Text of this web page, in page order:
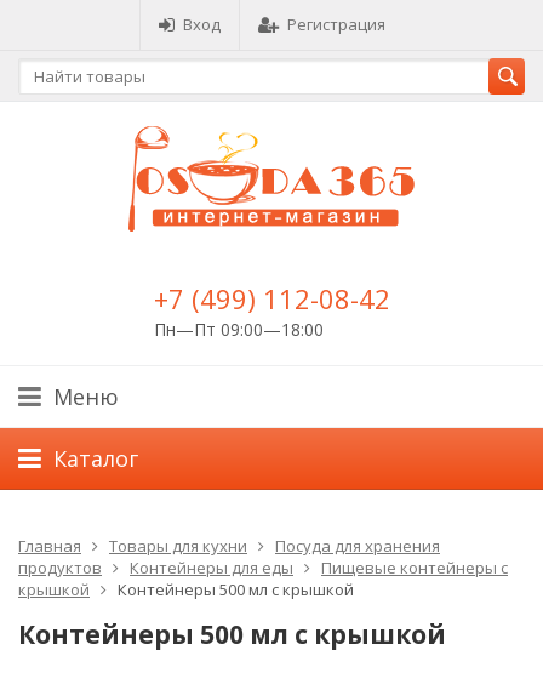
Вход Регистрация
+7 (499) 112-08-42
Пн—Пт 09:00—18:00
Меню
Каталог
Главная Товары для кухни
Посуда для хранения
продуктов
Контейнеры для еды
Пищевые контейнеры с
крышкой
Контейнеры 500 мл с крышкой
Контейнеры 500 мл с крышкой